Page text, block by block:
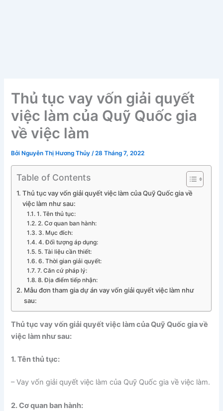
Thủ tục vay vốn giải quyết
việc làm của Quỹ Quốc gia
về việc làm
Bởi Nguyễn Thị Hương Thủy/28 Tháng 7, 2022
Table of Contents
Thủ tục vay vốn giải quyết việc làm của Quỹ Quốc gia về
việc làm như sau:
1. Tên thủ tục:
2. Cơ quan ban hành:
3. Mục đích:
4. Đối tượng áp dụng:
5. Tài liệu cần thiết:
6. Thời gian giải quyết:
7. Căn cứ pháp lý:
8. Địa điểm tiếp nhận:
Mẫu đơn tham gia dự án vay vốn giải quyết việc làm như
sau:
Thủ tục vay vốn giải quyết việc làm của Quỹ Quốc gia về
việc làm như sau:
1. Tên thủ tục:
– Vay vốn giải quyết việc làm của Quỹ Quốc gia về việc làm.
2. Cơ quan ban hành: